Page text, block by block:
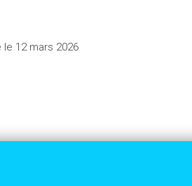
le 12 mars 2026